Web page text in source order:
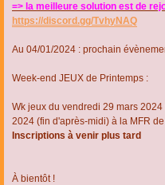
=> la meilleure solution est de
https://discord.gg/TvhyNAQ
Au 04/01/2024 : prochain
Week-end JEUX de Printemps :
Wk jeux du vendredi 29 mars
2024 (fin d'après-midi) à la MFR
Inscriptions à venir plus tard
À bientôt !